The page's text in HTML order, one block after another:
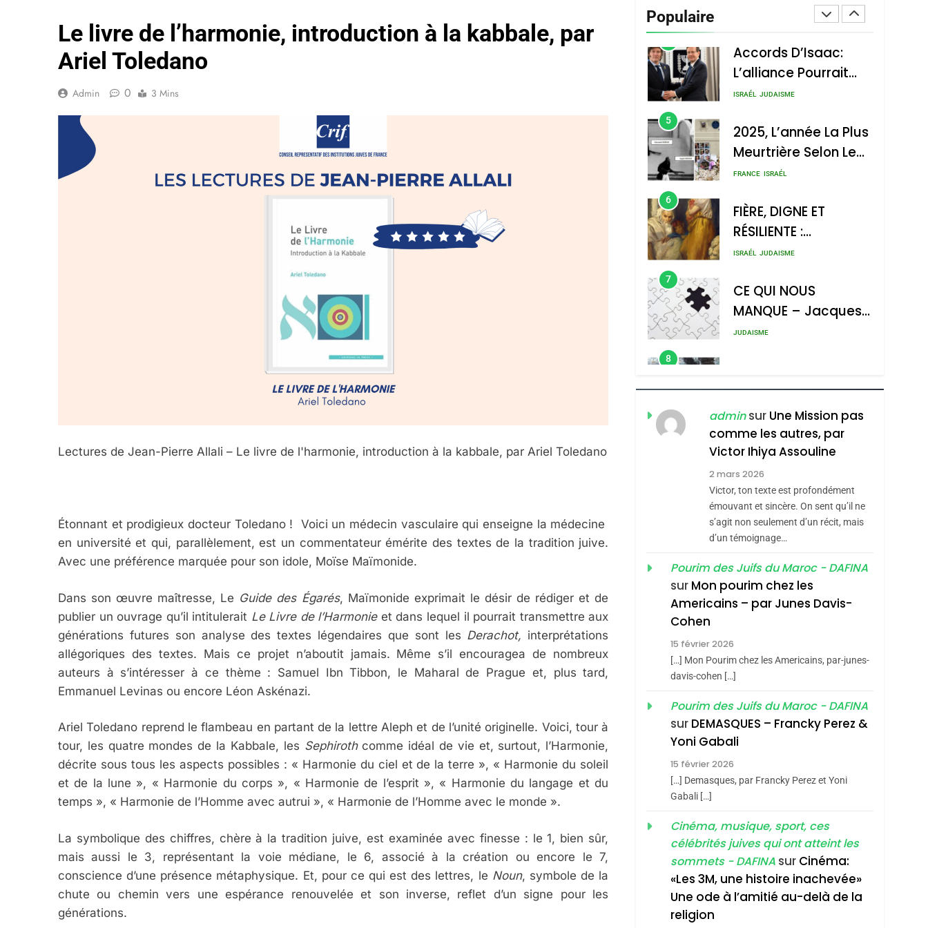
Le livre de l’harmonie, introduction à la kabbale, par
Ariel Toledano
Admin 0 3 Mins
Lectures de Jean-Pierre Allali – Le livre de l'harmonie, introduction à la kabbale, par Ariel Toledano
Étonnant et prodigieux docteur Toledano ! Voici un médecin vasculaire qui enseigne la médecine
en université et qui, parallèlement, est un commentateur émérite des textes de la tradition juive.
Avec une préférence marquée pour son idole, Moïse Maïmonide.
Dans son œuvre maîtresse, Le Guide des Égarés, Maïmonide exprimait le désir de rédiger et de
publier un ouvrage qu’il intitulerait Le Livre de l’Harmonieet dans lequel il pourrait transmettre aux
générations futures son analyse des textes légendaires que sont les Derachot, interprétations
allégoriques des textes. Mais ce projet n’aboutit jamais. Même s’il encouragea de nombreux
auteurs à s’intéresser à ce thème : Samuel Ibn Tibbon, le Maharal de Prague et, plus tard,
Emmanuel Levinas ou encore Léon Askénazi.
Ariel Toledano reprend le flambeau en partant de la lettre Aleph et de l’unité originelle. Voici, tour à
tour, les quatre mondes de la Kabbale, les Sephirothcomme idéal de vie et, surtout, l’Harmonie,
décrite sous tous les aspects possibles : « Harmonie du ciel et de la terre », « Harmonie du soleil
et de la lune », « Harmonie du corps », « Harmonie de l’esprit », « Harmonie du langage et du
temps », « Harmonie de l’Homme avec autrui », « Harmonie de l’Homme avec le monde ».
La symbolique des chiffres, chère à la tradition juive, est examinée avec finesse : le 1, bien sûr,
mais aussi le 3, représentant la voie médiane, le 6, associé à la création ou encore le 7,
conscience d’une présence métaphysique. Et, pour ce qui est des lettres, le Noun, symbole de la
chute ou chemin vers une espérance renouvelée et son inverse, reflet d’un signe pour les
générations.
Populaire
Accords D’Isaac:
L’alliance Pourrait
S’étendre À 13 Pays
D’Amérique Latine
ISRAÉL JUDAISME
5
2025, L’année La Plus
Rapport D’ADL
Contre
L’antisémitisme
FRANCE ISRAÉL
6
FIÈRE, DIGNE ET
POURQUOI JE
REVENDIQUE MA
JUDAÏTE Par Thérèse
ISRAÉL JUDAISME
7
CE QUI NOUS
Hadida
JUDAISME
8
Maroc : Les Amandes
Consacrés Produits
1
Vanessa De Loya
Stauber
CINEMA ISRAÉL
«Tu Dis Génocide, Je
Dis Guerre»: La
Nouvelle Chanson De
Boy George
ISRAÉL JUDAISME
Tout Sur La Nostalgie
SOUVENIRS
S’étendre À 13 Pays
D’Amérique Latine
2025, L’année La Plus
Meurtrière Selon Le
Rapport D’ADL
L’antisémitisme
FRANCE
FIÈRE, DIGNE ET
POURQUOI JE
REVENDIQUE MA
JUDAÏTE Par Thérèse
Zrihen-Dvir
ISRAÉL JUDAISME
CE QUI NOUS
MANQUE – Jacques
Hadida
adminsur Une Mission pas
comme les autres, par
Victor Ihiya Assouline
2 mars 2026
Victor, ton texte est profondément
émouvant et sincère. On sent qu’il ne
s’agit non seulement d’un récit, mais
d’un témoignage…
Pourim des Juifs du Maroc - DAFINA
sur Mon pourim chez les
Americains – par Junes Davis-
Cohen
15 février 2026
[…] Mon Pourim chez les Americains, par-junes-
davis-cohen […]
Pourim des Juifs du Maroc - DAFINA
sur DEMASQUES – Francky Perez &
Yoni Gabali
15 février 2026
[…] Demasques, par Francky Perez et Yoni
Gabali […]
Cinéma, musique, sport, ces
célébrités juives qui ont atteint les
sommets - DAFINA sur Cinéma:
«Les 3M, une histoire inachevée»
Une ode à l’amitié au-delà de la
religion
2025, L’année La Plus Meurtrière Selon Le Rapport D’ADL Contre L’antisémitisme
ISRAÉL
6
FIÈRE, DIGNE ET RÉSILIENTE : POURQUOI JE REVENDIQUE MA JUDAÏTE Par Thérèse Zrihen-
Dvir
ISRAÉL JUDAISME
7